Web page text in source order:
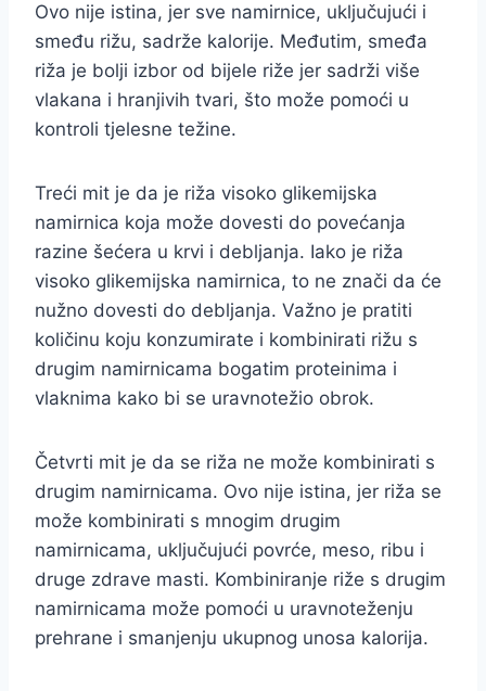
Ovo nije istina, jer sve namirnice, uključujući i
smeđu rižu, sadrže kalorije. Međutim, smeđa
riža je bolji izbor od bijele riže jer sadrži više
vlakana i hranjivih tvari, što može pomoći u
kontroli tjelesne težine.
Treći mit je da je riža visoko glikemijska
namirnica koja može dovesti do povećanja
razine šećera u krvi i debljanja. Iako je riža
visoko glikemijska namirnica, to ne znači da će
nužno dovesti do debljanja. Važno je pratiti
količinu koju konzumirate i kombinirati rižu s
drugim namirnicama bogatim proteinima i
vlaknima kako bi se uravnotežio obrok.
Četvrti mit je da se riža ne može kombinirati s
drugim namirnicama. Ovo nije istina, jer riža se
može kombinirati s mnogim drugim
namirnicama, uključujući povrće, meso, ribu i
druge zdrave masti. Kombiniranje riže s drugim
namirnicama može pomoći u uravnoteženju
prehrane i smanjenju ukupnog unosa kalorija.